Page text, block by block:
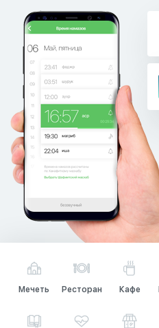
Мечеть Ресторан Кафе